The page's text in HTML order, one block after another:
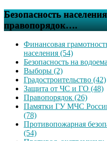
Безопасность
правопорядок….
Финансовая
населения (54)
Безопасность на
Выборы (2)
Градостроительство (42)
Защита от ЧС и ГО (48)
Правопорядок (26)
Памятки ГУ МЧС
(78)
Противопожарная
(54)